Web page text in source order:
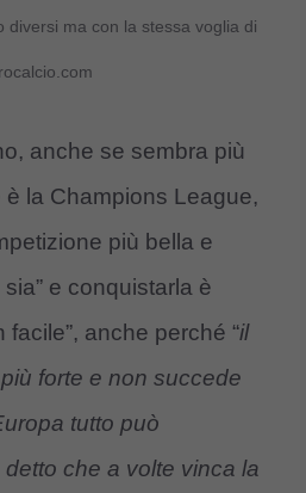
diversi ma con la stessa voglia di
anche se sembra più
è la Champions League,
più bella e
e conquistarla è
facile”, anche perché “il
forte e non succede
tutto può
che a volte vinca la